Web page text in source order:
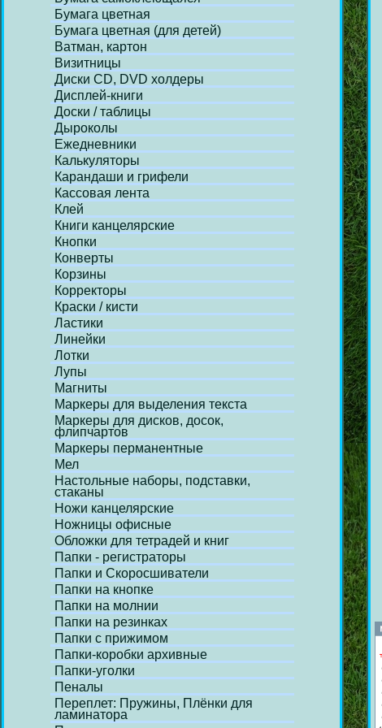
Бумага цветная
Бумага цветная (для детей)
Ватман, картон
Визитницы
Диски СD, DVD холдеры
Дисплей-книги
Доски / таблицы
Дыроколы
Ежедневники
Калькуляторы
Карандаши и грифели
Кассовая лента
Клей
Книги канцелярские
Кнопки
Конверты
Корзины
Корректоры
Краски / кисти
Ластики
Линейки
Лотки
Лупы
Магниты
Маркеры для выделения текста
Маркеры для дисков, досок,
флипчартов
Маркеры перманентные
Мел
Настольные наборы, подставки,
стаканы
Ножи канцелярские
Ножницы офисные
Обложки для тетрадей и книг
Папки - регистраторы
Папки и Скоросшиватели
Папки на кнопке
Папки на молнии
Папки на резинках
Папки с прижимом
Папки-коробки архивные
Папки-уголки
Пеналы
Переплет: Пружины, Плёнки для
ламинатора